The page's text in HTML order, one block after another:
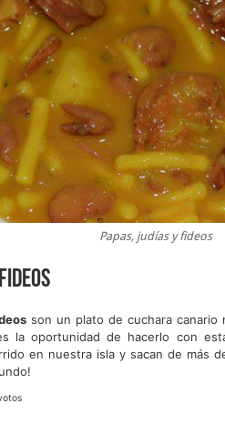
Papas, judías y fideos
son un plato de cuchara canario
la oportunidad de hacerlo con
en nuestra isla y sacan de más